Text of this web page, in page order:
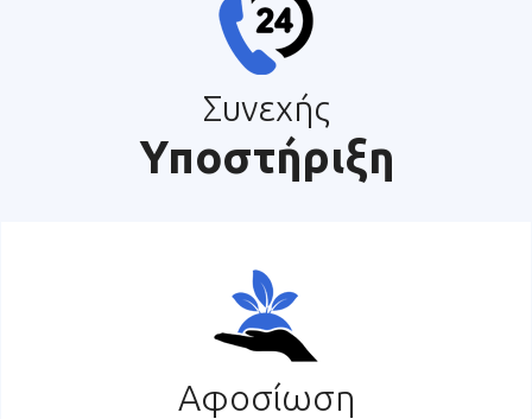
Συνεχής
Υποστήριξη
Αφοσίωση